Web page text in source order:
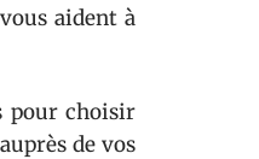
aident à
pour choisir
de vos